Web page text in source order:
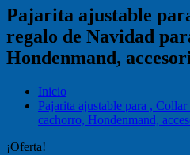
Pajarita ajustable
regalo de Navidad
Hondenmand,
Inicio
Pajarita ajustable para ,
cachorro, Hondenmand,
¡Oferta!